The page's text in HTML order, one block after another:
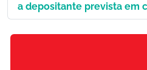
a depositante prevista em